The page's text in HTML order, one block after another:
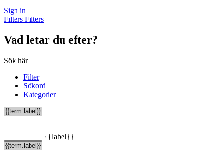
Sign in
Filters Filters
Vad letar du efter?
Sök här
Filter
Sökord
Kategorier
{{label}}